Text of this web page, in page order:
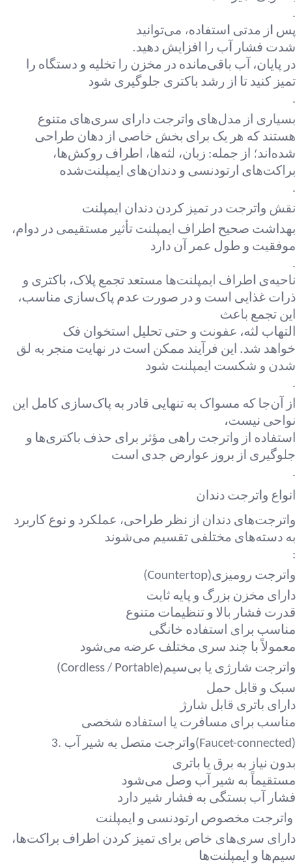
.
پس از مدتی استفاده، می‌توانید
شدت فشار آب را افزایش دهید.
در پایان، آب باقی‌مانده در مخزن را تخلیه و دستگاه را
تمیز کنید تا از رشد باکتری جلوگیری شود
.
بسیاری از مدل‌های واترجت دارای سری‌های متنوع
هستند که هر یک برای بخش خاصی از دهان طراحی
شده‌اند؛ از جمله: زبان، لثه‌ها، اطراف روکش‌ها،
براکت‌های ارتودنسی و دندان‌های ایمپلنت‌شده
.
نقش واترجت در تمیز کردن دندان ایمپلنت
بهداشت صحیح اطراف ایمپلنت تأثیر مستقیمی در دوام،
موفقیت و طول عمر آن دارد
.
ناحیه‌ی اطراف ایمپلنت‌ها مستعد تجمع پلاک، باکتری و
ذرات غذایی است و در صورت عدم پاک‌سازی مناسب،
این تجمع باعث
التهاب لثه، عفونت و حتی تحلیل استخوان فک
خواهد شد. این فرآیند ممکن است در نهایت منجر به لق
شدن و شکست ایمپلنت شود
.
از آن‌جا که مسواک به تنهایی قادر به پاک‌سازی کامل این
نواحی نیست،
استفاده از واترجت راهی مؤثر برای حذف باکتری‌ها و
جلوگیری از بروز عوارض جدی است
.
انواع واترجت دندان
واترجت‌های دندان از نظر طراحی، عملکرد و نوع کاربرد
به دسته‌های مختلفی تقسیم می‌شوند
:
واترجت رومیزی(Countertop)
دارای مخزن بزرگ و پایه ثابت
قدرت فشار بالا و تنظیمات متنوع
مناسب برای استفاده خانگی
معمولاً با چند سری مختلف عرضه می‌شود
واترجت شارژی یا بی‌سیم(Cordless / Portable)
سبک و قابل حمل
دارای باتری قابل شارژ
مناسب برای مسافرت یا استفاده شخصی
3. واترجت متصل به شیر آب(Faucet-connected)
بدون نیاز به برق یا باتری
مستقیماً به شیر آب وصل می‌شود
فشار آب بستگی به فشار شیر دارد
واترجت مخصوص ارتودنسی و ایمپلنت
دارای سری‌های خاص برای تمیز کردن اطراف براکت‌ها،
سیم‌ها و ایمپلنت‌ها